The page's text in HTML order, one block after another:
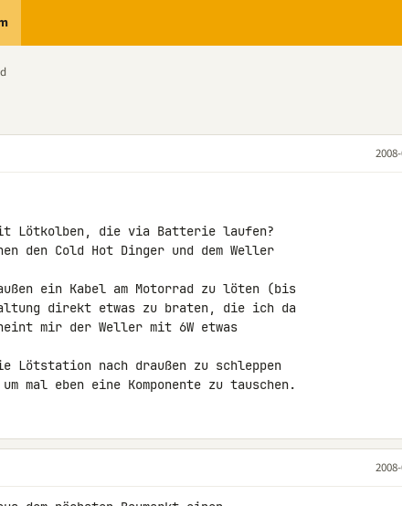
Lötkolben, die via Batterie laufen?
den Cold Hot Dinger und dem Weller
ein Kabel am Motorrad zu löten (bis
direkt etwas zu braten, die ich da
mir der Weller mit 6W etwas
Lötstation nach draußen zu schleppen
mal eben eine Komponente zu tauschen.